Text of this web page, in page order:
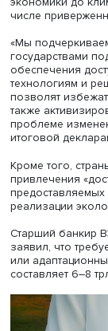
развития
политики в
По итогам
экономики до
числе
«Мы
обеспечения
технологиям
позволят
также
проблеме
итоговой
Кроме того,
привлечения
реализации